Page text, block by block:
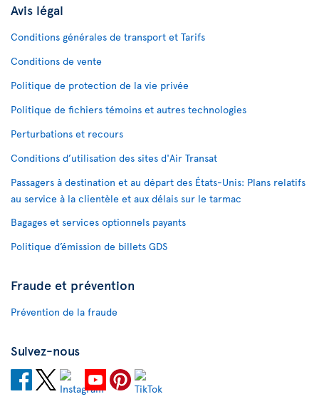
Avis légal
Conditions générales de transport et Tarifs
Conditions de vente
Politique de protection de la vie privée
Politique de fichiers témoins et autres technologies
Perturbations et recours
Conditions d’utilisation des sites d'Air Transat
Passagers à destination et au départ des États-Unis: Plans relatifs
au service à la clientèle et aux délais sur le tarmac
Bagages et services optionnels payants
Politique d’émission de billets GDS
Fraude et prévention
Prévention de la fraude
Suivez-nous